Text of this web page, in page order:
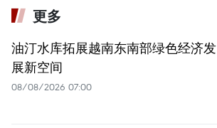
更多
油汀水库拓展越南东南部绿色经济发
展新空间
08/08/2026 07:00